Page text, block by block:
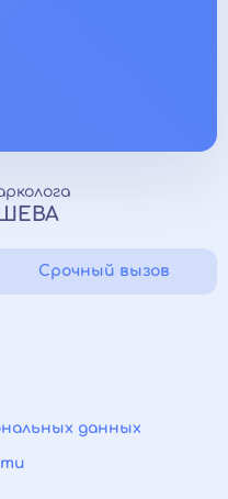
Срочный вызов
данных